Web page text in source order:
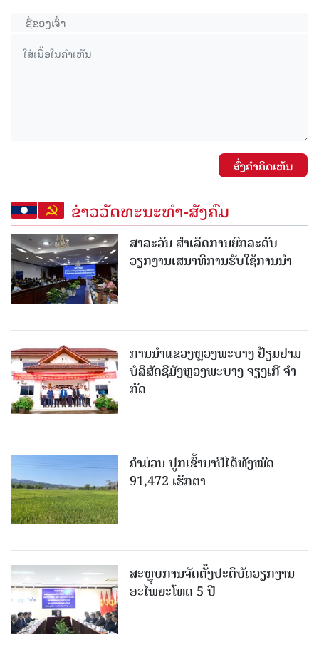
ສົ່ງຄໍາຄິດເຫັນ
ຂ່າວວັດທະນະທຳ-ສັງຄົມ
ສາລະວັນ ສໍາເລັດການຍົກລະດັບ
ວຽກງານເສນາທິການຮັບໃຊ້ການນໍາ
ການນຳແຂວງຫຼວງພະບາງ ຢ້ຽມ​ຢາມ
ບໍ​ລິ​ສັດຊີມັງຫຼວງພະບາງ ຈຽງເກີ ຈໍາ
ກັດ
ຄໍາມ່ວນ ປູກເຂົ້ານາປີໄດ້ທັງໝົດ
91,472 ເຮັກຕາ
ສະຫຼຸບການຈັດຕັ້ງປະຕິບັດວຽກງານ
ອະໄພຍະໂທດ 5 ປີ